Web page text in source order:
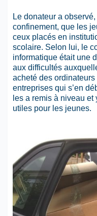
Le donateur a
confinement, que les
ceux placés en
scolaire. Selon lui, le
informatique était une
aux difficultés
acheté des
entreprises qui s’en
les a remis à niveau
utiles pour les jeunes.